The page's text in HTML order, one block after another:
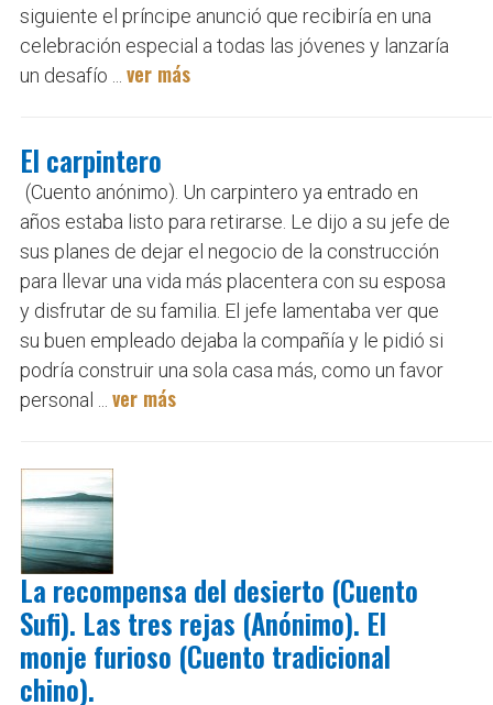
siguiente el príncipe anunció que recibiría en una
celebración especial a todas las jóvenes y lanzaría
un desafío ... ver más
El carpintero
(Cuento anónimo). Un carpintero ya entrado en
años estaba listo para retirarse. Le dijo a su jefe de
sus planes de dejar el negocio de la construcción
para llevar una vida más placentera con su esposa
y disfrutar de su familia. El jefe lamentaba ver que
su buen empleado dejaba la compañía y le pidió si
podría construir una sola casa más, como un favor
personal ... ver más
La recompensa del desierto (Cuento
Sufi). Las tres rejas (Anónimo). El
monje furioso (Cuento tradicional
chino).